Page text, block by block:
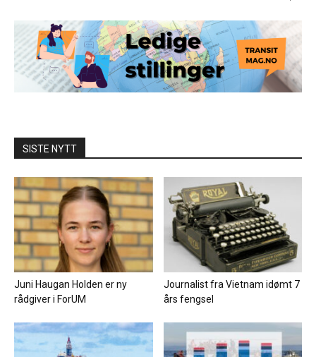
SISTE NYTT
Juni Haugan Holden er ny
rådgiver i ForUM
Journalist fra Vietnam idømt 7
års fengsel